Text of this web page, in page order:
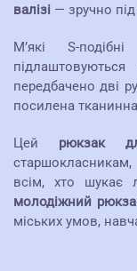
валізі — зручно
М’які S-
передбачено дві
посилена
Цей рюкзак
всім, хто шукає
молодіжний
міських умов,